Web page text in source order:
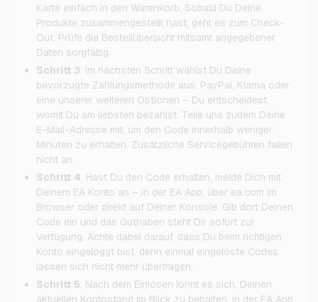
Karte einfach in den Warenkorb. Sobald Du Deine
Produkte zusammengestellt hast, geht es zum Check-
Out. Prüfe die Bestellübersicht mitsamt angegebener
Daten sorgfältig.
Schritt 3: Im nächsten Schritt wählst Du Deine
bevorzugte Zahlungsmethode aus. PayPal, Klarna oder
eine unserer weiteren Optionen – Du entscheidest,
womit Du am liebsten bezahlst. Teile uns zudem Deine
E-Mail-Adresse mit, um den Code innerhalb weniger
Minuten zu erhalten. Zusätzliche Servicegebühren fallen
nicht an.
Schritt 4: Hast Du den Code erhalten, melde Dich mit
Deinem EA Konto an – in der EA App, über ea.com im
Browser oder direkt auf Deiner Konsole. Gib dort Deinen
Code ein und das Guthaben steht Dir sofort zur
Verfügung. Achte dabei darauf, dass Du beim richtigen
Konto eingeloggt bist, denn einmal eingelöste Codes
lassen sich nicht mehr übertragen.
Schritt 5: Nach dem Einlösen lohnt es sich, Deinen
aktuellen Kontostand im Blick zu behalten. In der EA App